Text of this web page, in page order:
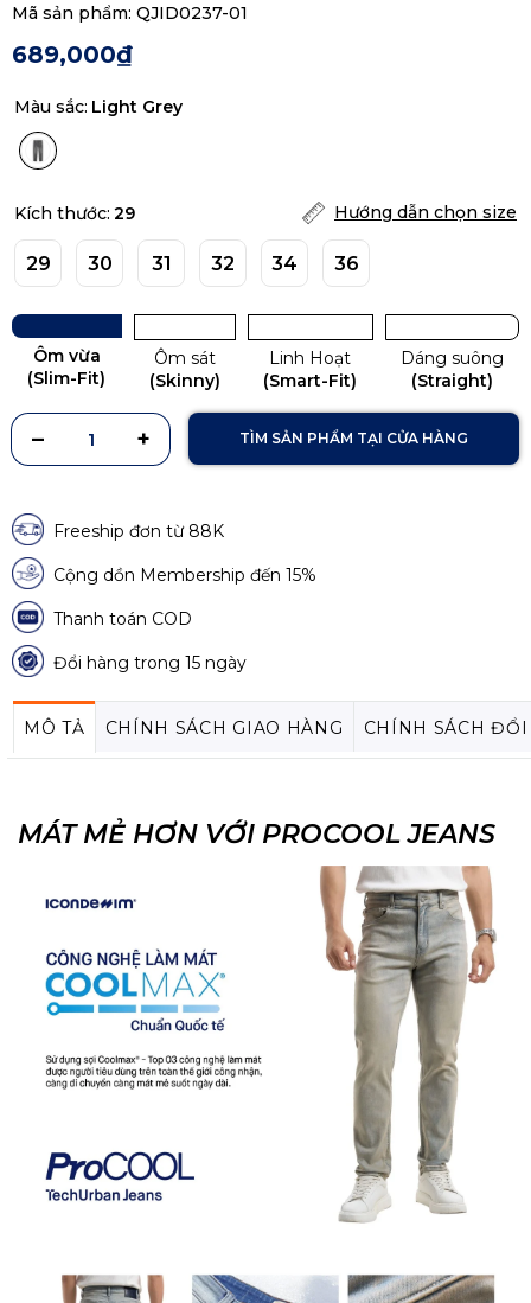
Mã sản phẩm: QJID0237-01
689,000₫
Màu sắc: Light Grey
Kích thước: 29 Hướng dẫn chọn size
29 30 31 32 34 36
Ôm vừa
(Slim-Fit)
Ôm sát
(Skinny)
Linh Hoạt
(Smart-Fit)
Dáng suông
(Straight)
TÌM SẢN PHẨM TẠI CỬA HÀNG
Freeship đơn từ 88K
Cộng dồn Membership đến 15%
Thanh toán COD
Đổi hàng trong 15 ngày
MÔ TẢ CHÍNH SÁCH GIAO HÀNG CHÍNH SÁCH
MÁT MẺ HƠN VỚI PROCOOL JEANS